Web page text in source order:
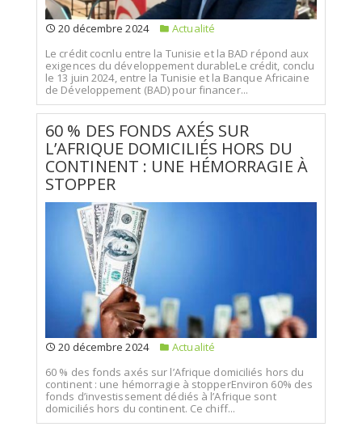
20 décembre 2024
Actualité
Le crédit cocnlu entre la Tunisie et la BAD répond aux
exigences du développement durableLe crédit, conclu
le 13 juin 2024, entre la Tunisie et la Banque Africaine
de Développement (BAD) pour financer...
60 % DES FONDS AXÉS SUR
L’AFRIQUE DOMICILIÉS HORS DU
CONTINENT : UNE HÉMORRAGIE À
STOPPER
20 décembre 2024
Actualité
60 % des fonds axés sur l’Afrique domiciliés hors du
continent : une hémorragie à stopperEnviron 60% des
fonds d’investissement dédiés à l’Afrique sont
domiciliés hors du continent. Ce chiff...